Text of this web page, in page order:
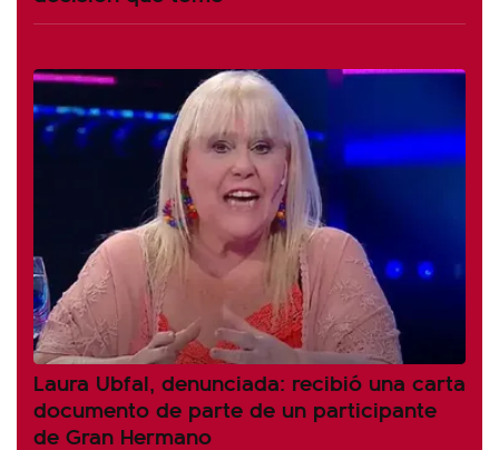
Laura Ubfal, denunciada: recibió una carta
documento de parte de un participante
de Gran Hermano